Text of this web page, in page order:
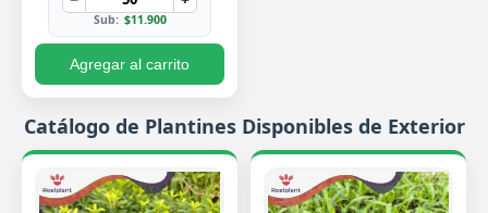
Sub: $11.900
Agregar al carrito
Catálogo de Plantines Disponibles de Exterior